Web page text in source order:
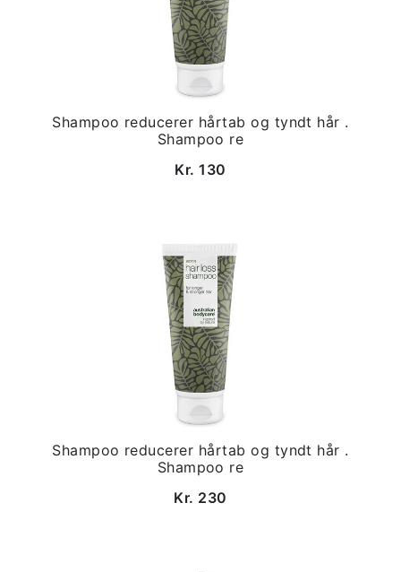
Shampoo reducerer hårtab og tyndt hår .
Shampoo re
Kr. 130
Shampoo reducerer hårtab og tyndt hår .
Shampoo re
Kr. 230